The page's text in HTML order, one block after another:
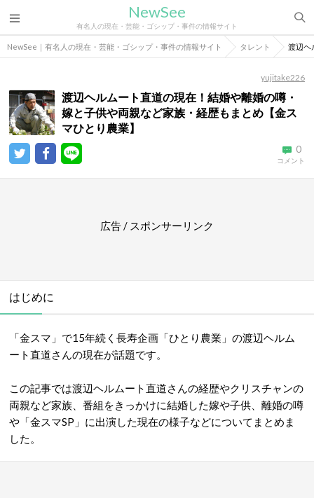
NewSee
有名人の現在・芸能・ゴシップ・事件の情報サイト
NewSee｜有名人の現在・芸能・ゴシップ・事件の情報サイト タレント 渡辺ヘ
yujitake226
渡辺ヘルムート直道の現在！結婚や離婚の噂・
嫁と子供や両親など家族・経歴もまとめ【金ス
マひとり農業】
0
コメント
広告 / スポンサーリンク
はじめに
「金スマ」で15年続く長寿企画「ひとり農業」の渡辺ヘルム
ート直道さんの現在が話題です。
この記事では渡辺ヘルムート直道さんの経歴やクリスチャンの
両親など家族、番組をきっかけに結婚した嫁や子供、離婚の噂
や「金スマSP」に出演した現在の様子などについてまとめま
した。